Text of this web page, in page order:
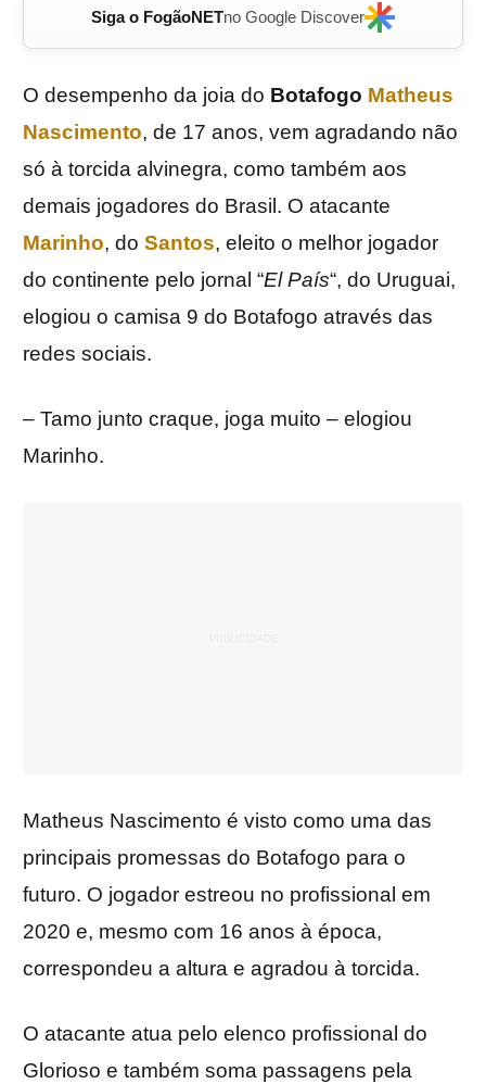
Siga o FogãoNETno Google Discover
O desempenho da joia do Botafogo Matheus
Nascimento, de 17 anos, vem agradando não
só à torcida alvinegra, como também aos
demais jogadores do Brasil. O atacante
Marinho, do Santos, eleito o melhor jogador
do continente pelo jornal “El País“, do Uruguai,
elogiou o camisa 9 do Botafogo através das
redes sociais.
– Tamo junto craque, joga muito – elogiou
Marinho.
Matheus Nascimento é visto como uma das
principais promessas do Botafogo para o
futuro. O jogador estreou no profissional em
2020 e, mesmo com 16 anos à época,
correspondeu a altura e agradou à torcida.
O atacante atua pelo elenco profissional do
Glorioso e também soma passagens pela